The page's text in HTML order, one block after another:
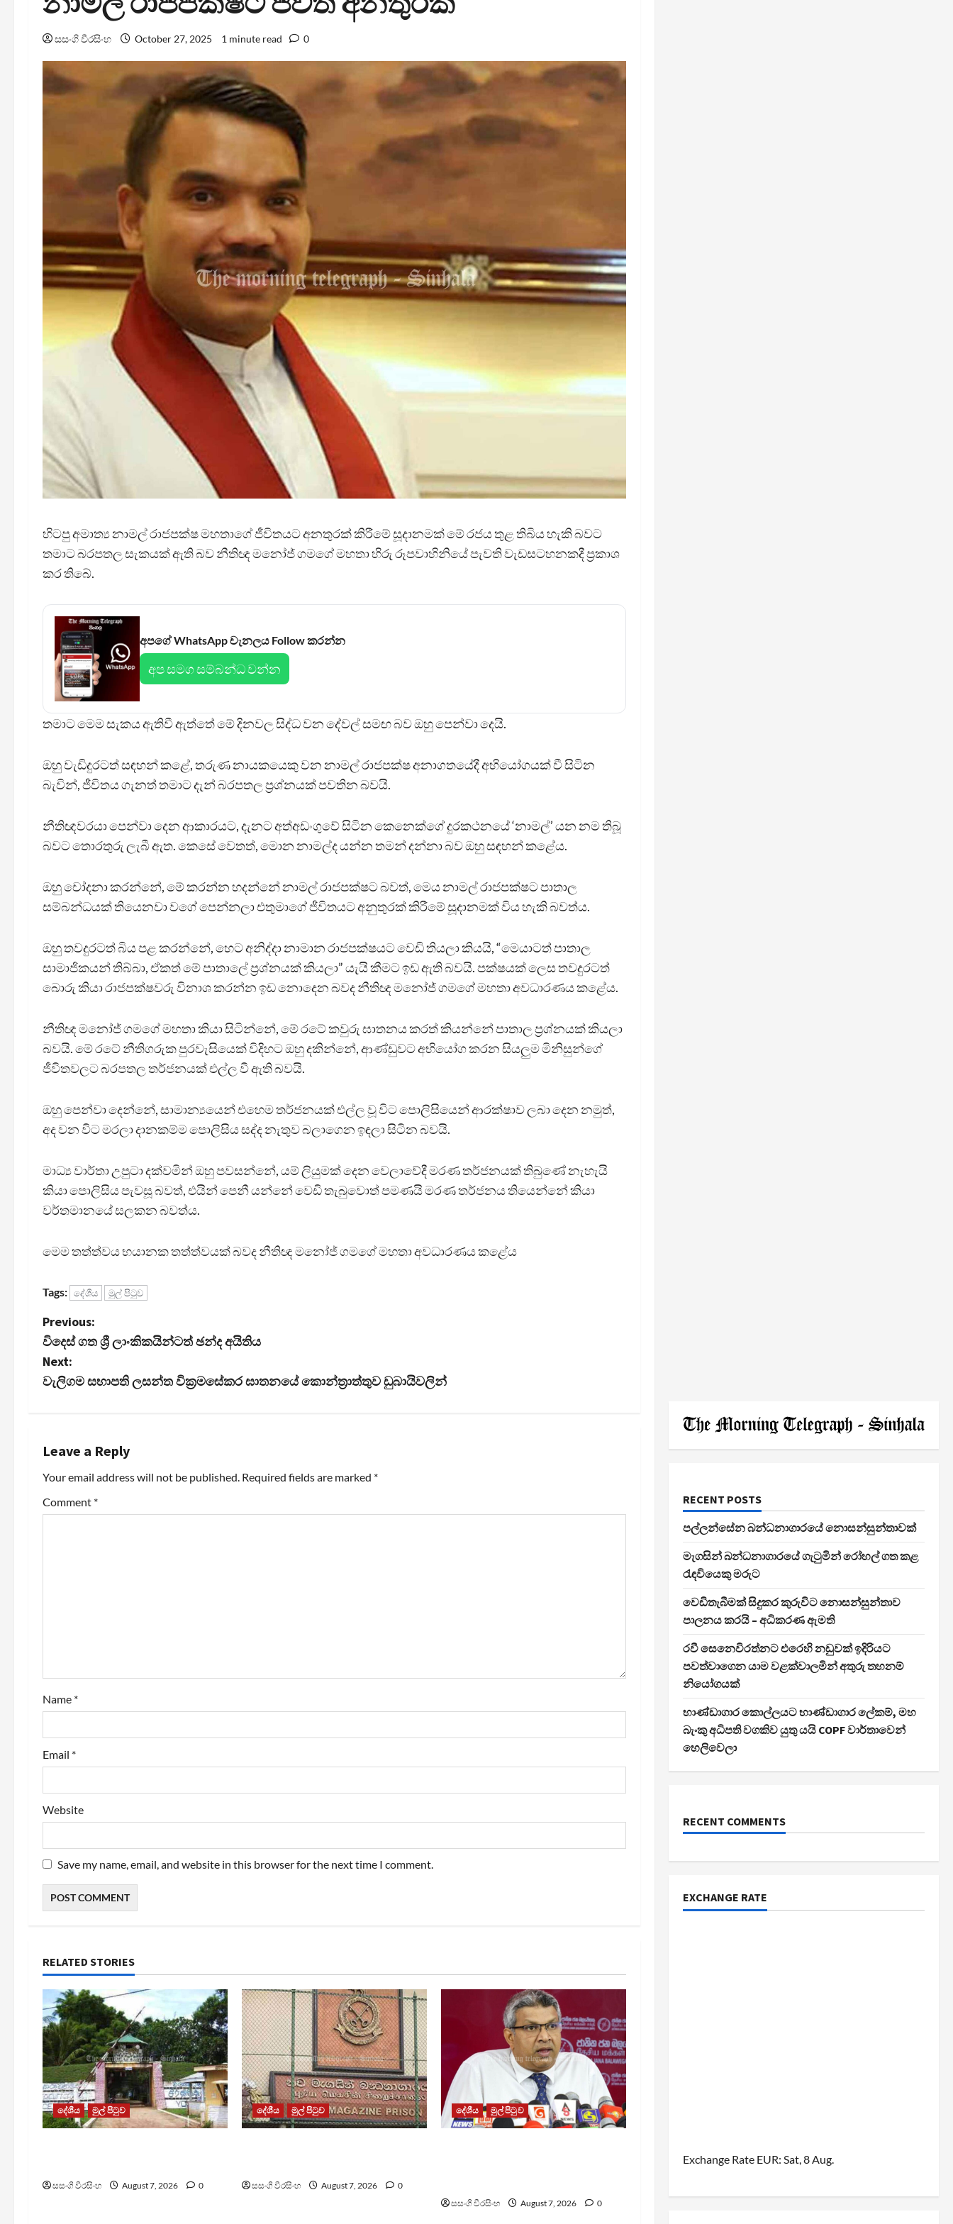
සසංගි වීරසිංහ October 27, 2025 1 minute read 0
හිටපු අමාත්‍ය නාමල් රාජපක්ෂ මහතාගේ ජීවිතයට අනතුරක් කිරීමේ සූදානමක් මේ රජය තුළ තිබිය හැකි බවට
තමාට බරපතල සැකයක් ඇති බව නීතිඥ මනෝජ් ගමගේ මහතා හිරු රූපවාහිනියේ පැවති වැඩසටහනකදී ප්‍රකාශ
කර තිබේ.
අපගේ WhatsApp චැනලය Follow කරන්න
අප සමග සම්බන්ධ වන්න
තමාට මෙම සැකය ඇතිවී ඇත්තේ මේ දිනවල සිද්ධ වන දේවල් සමඟ බව ඔහු පෙන්වා දෙයි.
ඔහු වැඩිදුරටත් සඳහන් කළේ, තරුණ නායකයෙකු වන නාමල් රාජපක්ෂ අනාගතයේදී අභියෝගයක් වී සිටින
බැවින්, ජීවිතය ගැනත් තමාට දැන් බරපතල ප්‍රශ්නයක් පවතින බවයි.
නීතිඥවරයා පෙන්වා දෙන ආකාරයට, දැනට අත්අඩංගුවේ සිටින කෙනෙක්ගේ දුරකථනයේ ‘නාමල්’ යන නම තිබූ
බවට තොරතුරු ලැබී ඇත. කෙසේ වෙතත්, මොන නාමල්ද යන්න තමන් දන්නා බව ඔහු සඳහන් කළේය.
ඔහු චෝදනා කරන්නේ, මේ කරන්න හදන්නේ නාමල් රාජපක්ෂට බවත්, මෙය නාමල් රාජපක්ෂට පාතාල
සම්බන්ධයක් තියෙනවා වගේ පෙන්නලා එතුමාගේ ජීවිතයට අනුතුරක් කිරීමේ සූදානමක් විය හැකි බවත්ය.
ඔහු තවදුරටත් බිය පළ කරන්නේ, හෙට අනිද්දා නාමාන රාජපක්ෂයට වෙඩි තියලා කියයි, “මෙයාටත් පාතාල
සාමාජිකයන් තිබ්බා, ඒකත් මේ පාතාලේ ප්‍රශ්නයක් කියලා” යැයි කීමට ඉඩ ඇති බවයි. පක්ෂයක් ලෙස තවදුරටත්
බොරු කියා රාජපක්ෂවරු විනාශ කරන්න ඉඩ නොදෙන බවද නීතිඥ මනෝජ් ගමගේ මහතා අවධාරණය කළේය.
නීතිඥ මනෝජ් ගමගේ මහතා කියා සිටින්නේ, මේ රටේ කවුරු ඝාතනය කරත් කියන්නේ පාතාල ප්‍රශ්නයක් කියලා
බවයි. මේ රටේ නීතිගරුක පුරවැසියෙක් විදිහට ඔහු දකින්නේ, ආණ්ඩුවට අභියෝග කරන සියලුම මිනිසුන්ගේ
ජීවිතවලට බරපතල තර්ජනයක් එල්ල වී ඇති බවයි.
ඔහු පෙන්වා දෙන්නේ, සාමාන්‍යයෙන් එහෙම තර්ජනයක් එල්ල වූ විට පොලිසියෙන් ආරක්ෂාව ලබා දෙන නමුත්,
අද වන විට මරලා දානකම්ම පොලිසිය සද්ද නැතුව බලාගෙන ඉඳලා සිටින බවයි.
මාධ්‍ය වාර්තා උපුටා දක්වමින් ඔහු පවසන්නේ, යම් ලියුමක් දෙන වෙලාවේදී මරණ තර්ජනයක් තිබුණේ නැහැයි
කියා පොලිසිය පැවසූ බවත්, එයින් පෙනී යන්නේ වෙඩි තැබුවොත් පමණයි මරණ තර්ජනය තියෙන්නේ කියා
වර්තමානයේ සලකන බවත්ය.
මෙම තත්ත්වය භයානක තත්ත්වයක් බවද නීතිඥ මනෝජ් ගමගේ මහතා අවධාරණය කළේය
Tags: දේශීය මුල් පිටුව
P
o
s
n
a
v
o
n
Previous:
විදෙස් ගත ශ්‍රී ලාංකිකයින්ටත් ඡන්ද අයිතිය
Next:
වැලිගම සභාපති ලසන්ත වික්‍රමසේකර ඝාතනයේ කොන්ත්‍රාත්තුව ඩුබායිවලින්
Leave a Reply
Your email address will not be published. Required fields are marked *
Comment *
Name *
Email *
Website
Save my name, email, and website in this browser for the next time I comment.
RELATED STORIES
දේශීය මුල් පිටුව
සසංගි වීරසිංහ August 7, 2026 0
දේශීය මුල් පිටුව
සසංගි වීරසිංහ August 7, 2026 0
දේශීය මුල් පිටුව
සසංගි වීරසිංහ August 7, 2026 0
RECENT POSTS
පල්ලන්සේන බන්ධනාගාරයේ නොසන්සුන්තාවක්
මැගසින් බන්ධනාගාරයේ ගැටුමින් රෝහල් ගත කළ
රැඳවියෙකු මරුට
වෙඩිතැබීමක් සිදුකර කුරුවිට නොසන්සුන්තාව
පාලනය කරයි – අධිකරණ ඇමති
රවී සෙනෙවිරත්නට එරෙහි නඩුවක් ඉදිරියට
පවත්වාගෙන යාම වළක්වාලමින් අතුරු තහනම්
නියෝගයක්
භාණ්ඩාගාර කොල්ලයට භාණ්ඩාගාර ලේකම්, මහ
බැංකු අධිපති වගකිව යුතු යයි COPF වාර්තාවෙන්
හෙලිවෙලා
RECENT COMMENTS
EXCHANGE RATE
Exchange Rate EUR: Sat, 8 Aug.